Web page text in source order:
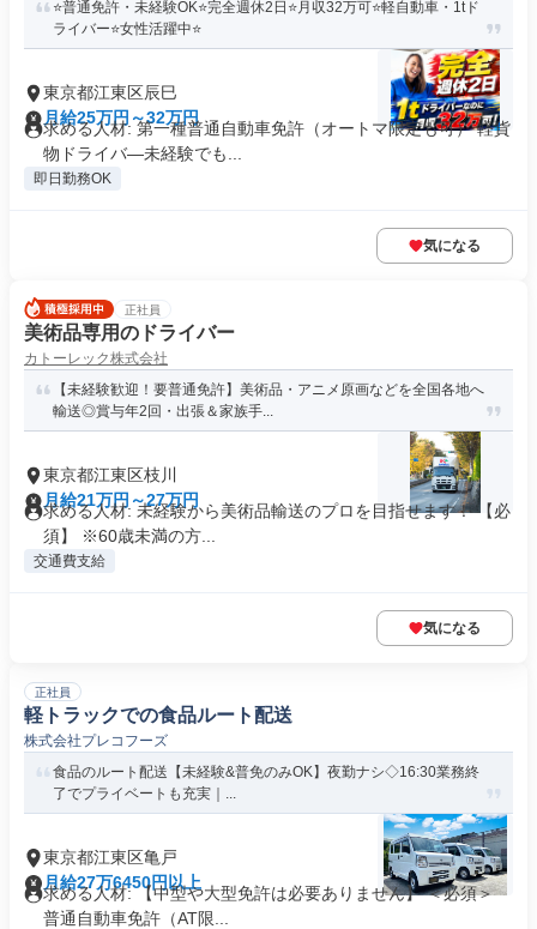
⭐普通免許・未経験OK⭐完全週休2日⭐月収32万可⭐軽自動車・1tド
ライバー⭐女性活躍中⭐
東京都江東区辰巳
月給25万円～32万円
求める人材: 第一種普通自動車免許（オートマ限定も可） 軽貨
物ドライバ―未経験でも...
即日勤務OK
気になる
正社員
美術品専用のドライバー
カトーレック株式会社
【未経験歓迎！要普通免許】美術品・アニメ原画などを全国各地へ
輸送◎賞与年2回・出張＆家族手...
東京都江東区枝川
月給21万円～27万円
求める人材: 未経験から美術品輸送のプロを目指せます！ 【必
須】 ※60歳未満の方...
交通費支給
気になる
正社員
軽トラックでの食品ルート配送
株式会社プレコフーズ
食品のルート配送【未経験&普免のみOK】夜勤ナシ◇16:30業務終
了でプライベートも充実｜...
東京都江東区亀戸
月給27万6450円以上
求める人材: 【中型や大型免許は必要ありません】 ＜必須＞
普通自動車免許（AT限...